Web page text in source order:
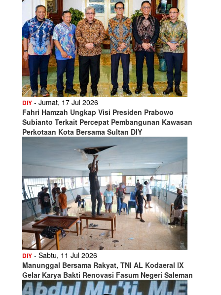
DIY - Jumat, 17 Jul 2026
Fahri Hamzah Ungkap Visi Presiden Prabowo
Subianto Terkait Percepat Pembangunan Kawasan
Perkotaan Kota Bersama Sultan DIY
DIY - Sabtu, 11 Jul 2026
Manunggal Bersama Rakyat, TNl AL Kodaeral lX
Gelar Karya Bakti Renovasi Fasum Negeri Saleman